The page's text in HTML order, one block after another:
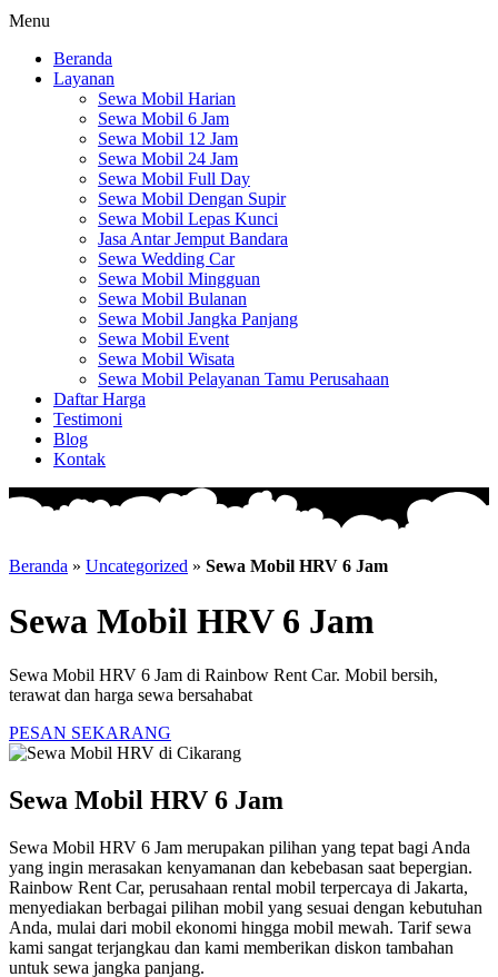
Menu
Beranda
Layanan
Sewa Mobil Harian
Sewa Mobil 6 Jam
Sewa Mobil 12 Jam
Sewa Mobil 24 Jam
Sewa Mobil Full Day
Sewa Mobil Dengan Supir
Sewa Mobil Lepas Kunci
Jasa Antar Jemput Bandara
Sewa Wedding Car
Sewa Mobil Mingguan
Sewa Mobil Bulanan
Sewa Mobil Jangka Panjang
Sewa Mobil Event
Sewa Mobil Wisata
Sewa Mobil Pelayanan Tamu Perusahaan
Daftar Harga
Testimoni
Blog
Kontak
Beranda » Uncategorized » Sewa Mobil HRV 6 Jam
Sewa Mobil HRV 6 Jam
Sewa Mobil HRV 6 Jam di Rainbow Rent Car. Mobil bersih,
terawat dan harga sewa bersahabat
PESAN SEKARANG
Sewa Mobil HRV 6 Jam
Sewa Mobil HRV 6 Jam merupakan pilihan yang tepat bagi Anda
yang ingin merasakan kenyamanan dan kebebasan saat bepergian.
Rainbow Rent Car, perusahaan rental mobil terpercaya di Jakarta,
menyediakan berbagai pilihan mobil yang sesuai dengan kebutuhan
Anda, mulai dari mobil ekonomi hingga mobil mewah. Tarif sewa
kami sangat terjangkau dan kami memberikan diskon tambahan
untuk sewa jangka panjang.